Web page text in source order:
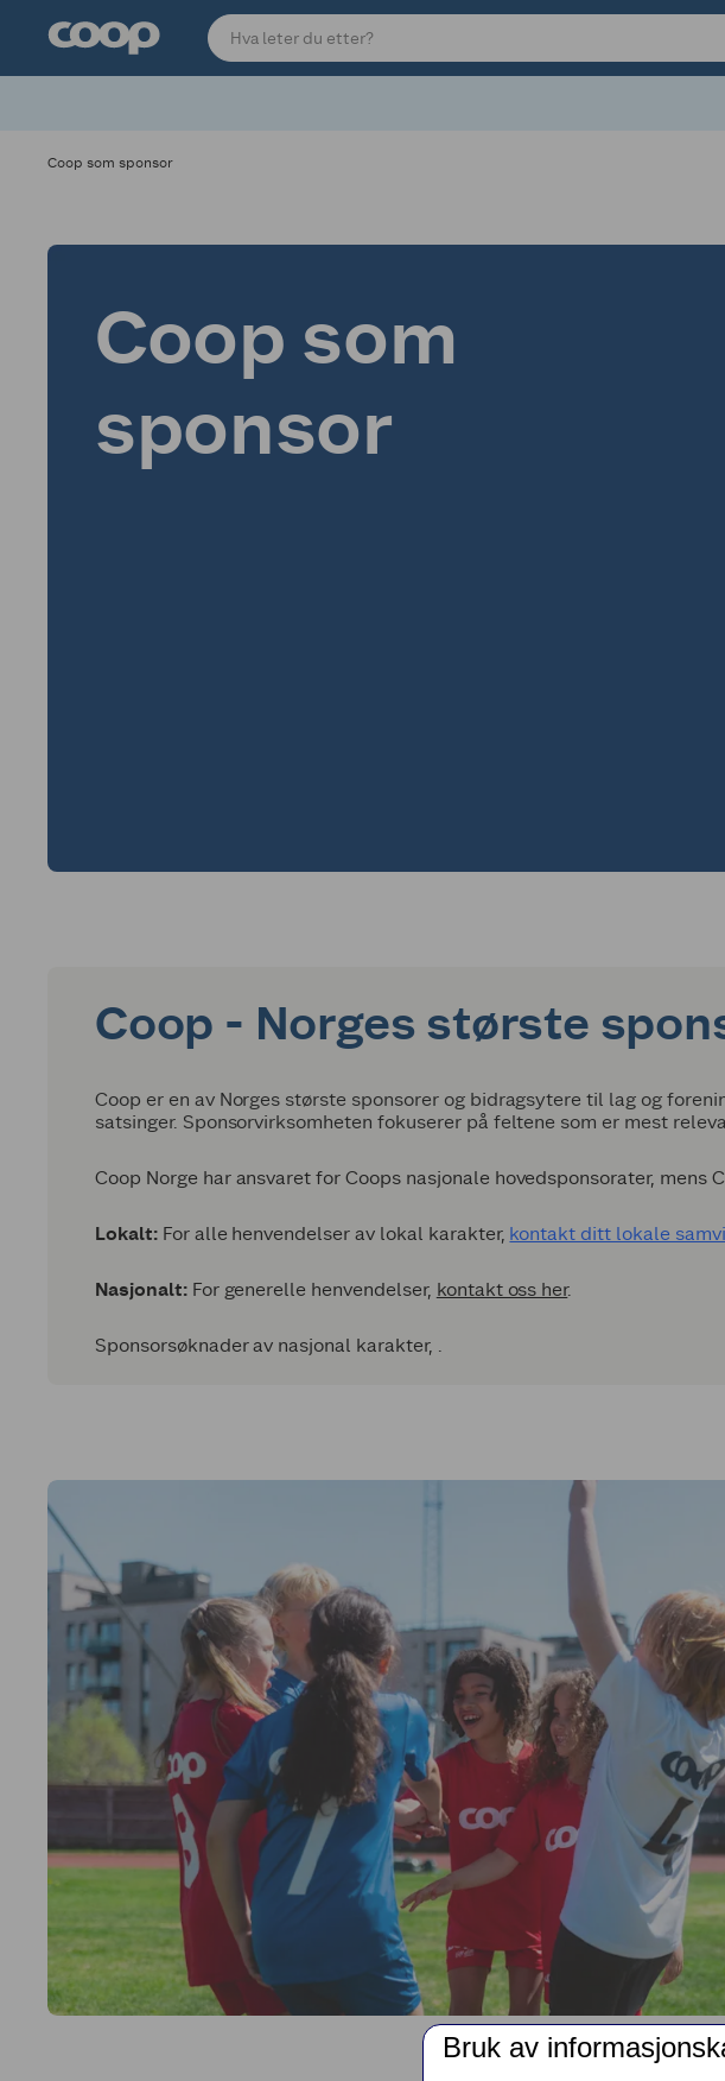
Coop som sponsor
Coop som
sponsor
Coop - Norges største
Coop er en av Norges største sponsorer og bidragsytere til lag og
satsinger. Sponsorvirksomheten fokuserer på feltene som er mest
Coop Norge har ansvaret for Coops nasjonale hovedsponsorater,
Lokalt:For alle henvendelser av lokal karakter, kontakt ditt lokale
Nasjonalt:For generelle henvendelser, kontakt oss her.
Sponsorsøknader av nasjonal karakter, .
Bruk av